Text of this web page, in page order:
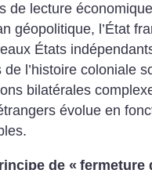
de lecture
géopolitique, l’État
États
de l’histoire coloniale
bilatérales
évolue en
de « fermeture